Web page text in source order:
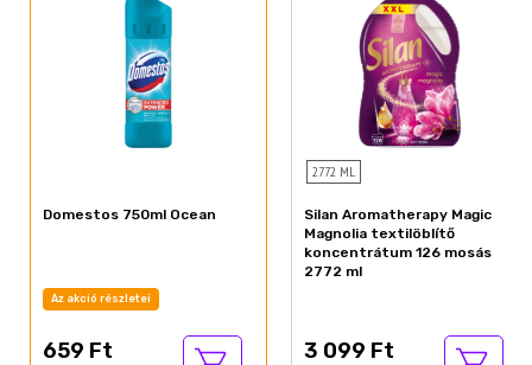
Domestos 750ml Ocean
Az akció részletei
659 Ft
2772 ML
Silan Aromatherapy Magic
Magnolia textilöblítő
koncentrátum 126 mosás
2772 ml
3 099 Ft